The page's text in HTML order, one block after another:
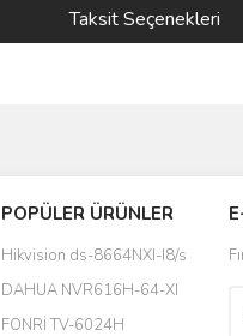
Taksit Seçenekleri
POPÜLER ÜRÜNLER
Hikvision ds-8664NXI-I8/s
DAHUA NVR616H-64-XI
FONRİ TV-6024H